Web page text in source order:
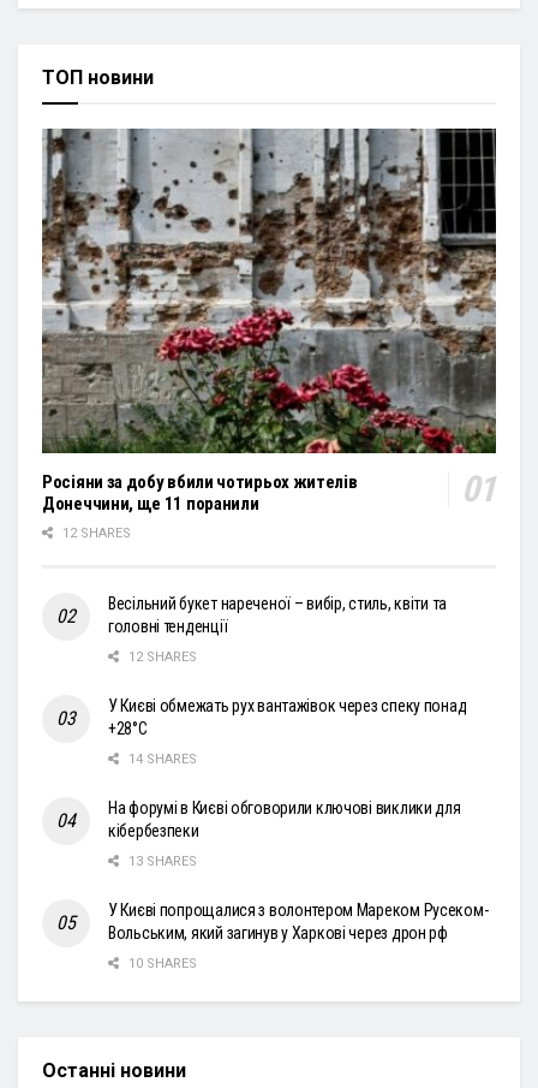
ТОП новини
Росіяни за добу вбили чотирьох жителів
Донеччини, ще 11 поранили
12 SHARES
Весільний букет нареченої – вибір, стиль, квіти та
головні тенденції
12 SHARES
У Києві обмежать рух вантажівок через спеку понад
+28°С
14 SHARES
На форумі в Києві обговорили ключові виклики для
кібербезпеки
13 SHARES
У Києві попрощалися з волонтером Мареком Русеком-
Вольським, який загинув у Харкові через дрон рф
10 SHARES
Останні новини